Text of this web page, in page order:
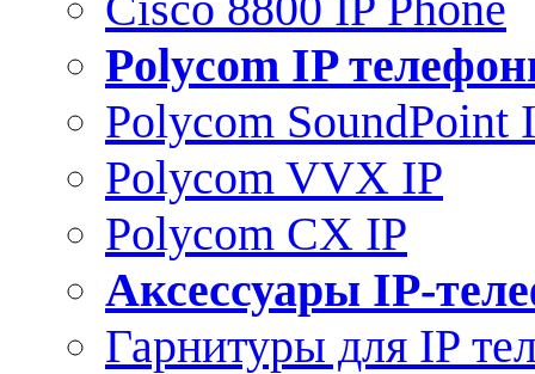
Polycom IP
Polycom SoundPoint
Polycom VVX IP
Polycom CX IP
Аксессуары IP-
Гарнитуры для IP